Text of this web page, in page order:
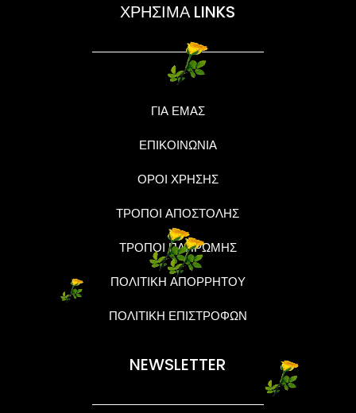
ΧΡΗΣΙΜΑ LINKS
ΓΙΑ ΕΜΑΣ
ΕΠΙΚΟΙΝΩΝΙΑ
ΟΡΟΙ ΧΡΗΣΗΣ
ΤΡΟΠΟΙ ΑΠΟΣΤΟΛΗΣ
ΤΡΟΠΟΙ ΠΛΗΡΩΜΗΣ
ΠΟΛΙΤΙΚΗ ΑΠΟΡΡΗΤΟΥ
ΠΟΛΙΤΙΚΗ ΕΠΙΣΤΡΟΦΩΝ
NEWSLETTER